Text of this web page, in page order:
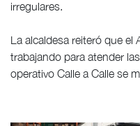
irregulares.
La alcaldesa reiteró que
trabajando para atender
operativo Calle a Calle se